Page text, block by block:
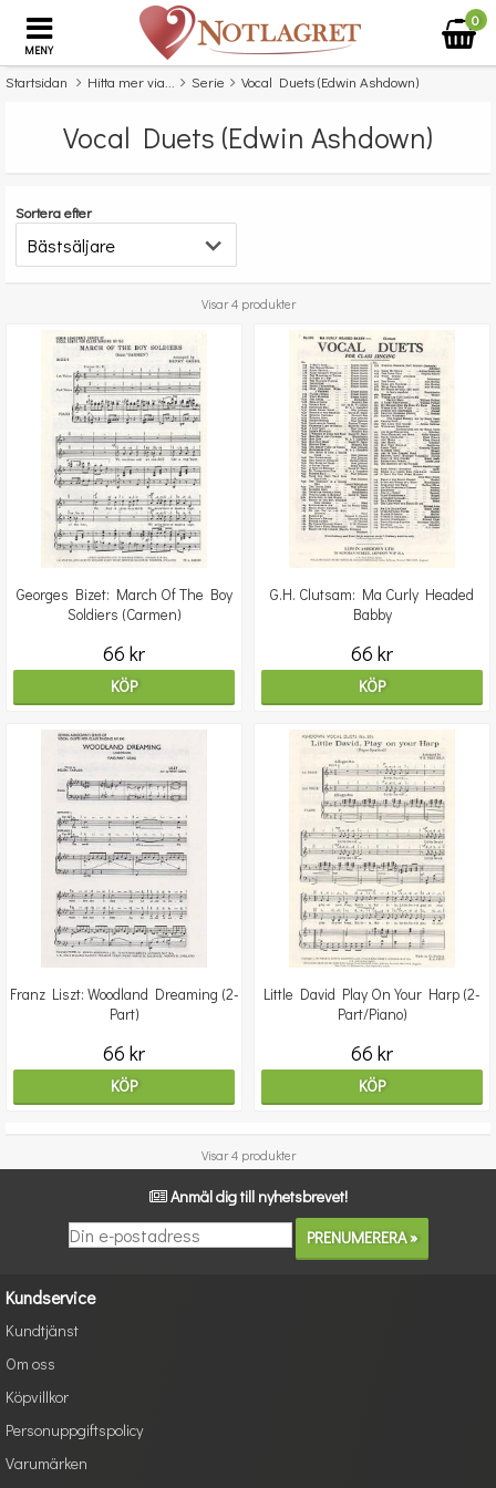
MENY
0
Startsidan Hitta mer via... Serie Vocal Duets (Edwin Ashdown)
Vocal Duets (Edwin Ashdown)
Sortera efter
Visar 4 produkter
Georges Bizet: March Of The Boy
Soldiers (Carmen)
66 kr
KÖP
G.H. Clutsam: Ma Curly Headed
Babby
66 kr
KÖP
Franz Liszt: Woodland Dreaming (2-
Part)
66 kr
KÖP
Little David Play On Your Harp (2-
Part/Piano)
66 kr
KÖP
Visar 4 produkter
Anmäl dig till nyhetsbrevet!
Kundservice
Kundtjänst
Om oss
Köpvillkor
Personuppgiftspolicy
Varumärken